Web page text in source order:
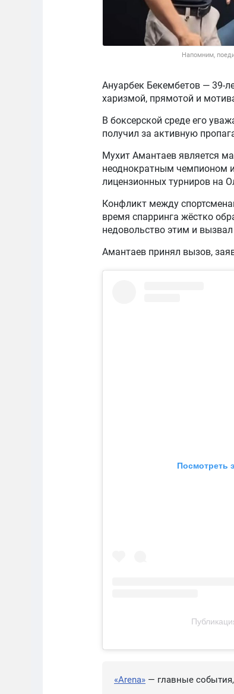
Напомним,
Ануарбек Бекембетов — 39-
харизмой, прямотой и
В боксерской среде его
получил за активную
Мухит Амантаев является
неоднократным чемпионом
лицензионных турниров на
Конфликт между
время спарринга жёстко
недовольство этим и
Амантаев принял вызов,
Посмотреть
«Arena» — главные